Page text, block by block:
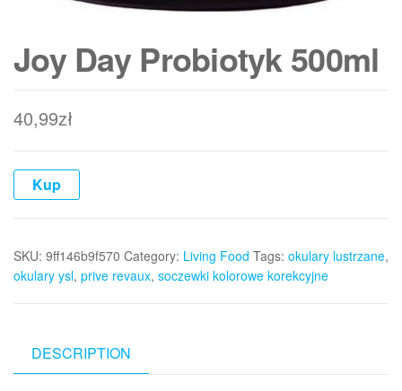
Joy Day Probiotyk 500ml
40,99zł
Kup
SKU: 9ff146b9f570 Category: Living Food Tags: okulary lustrzane,
okulary ysl, prive revaux, soczewki kolorowe korekcyjne
DESCRIPTION